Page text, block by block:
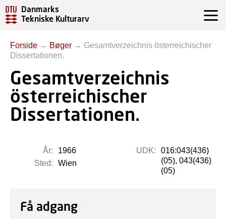
Danmarks
Tekniske Kulturarv
Forside → Bøger → Gesamtverzeichnis österreichischer
Dissertationen.
Gesamtverzeichnis
österreichischer
Dissertationen.
År:
1966
Sted:
Wien
UDK:
016:043(436)
(05), 043(436)
(05)
Få adgang